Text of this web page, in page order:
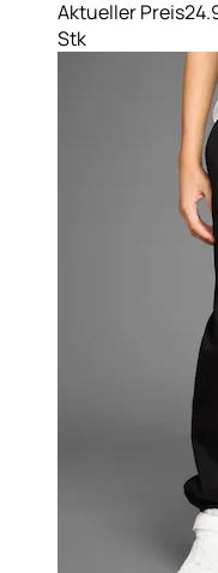
Aktueller Preis
Stk